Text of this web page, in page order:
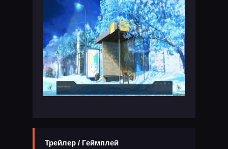
Трейлер / Геймплей